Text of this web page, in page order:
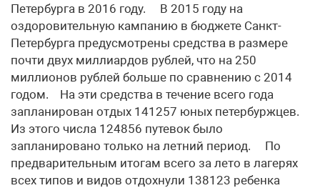
Петербурга в 2016 году. В 2015 году на
оздоровительную кампанию в бюджете Санкт-
Петербурга предусмотрены средства в размере
почти двух миллиардов рублей, что на 250
миллионов рублей больше по сравнению с 2014
годом. На эти средства в течение всего года
запланирован отдых 141257 юных петербуржцев.
Из этого числа 124856 путевок было
запланировано только на летний период. По
предварительным итогам всего за лето в лагерях
всех типов и видов отдохнули 138123 ребенка